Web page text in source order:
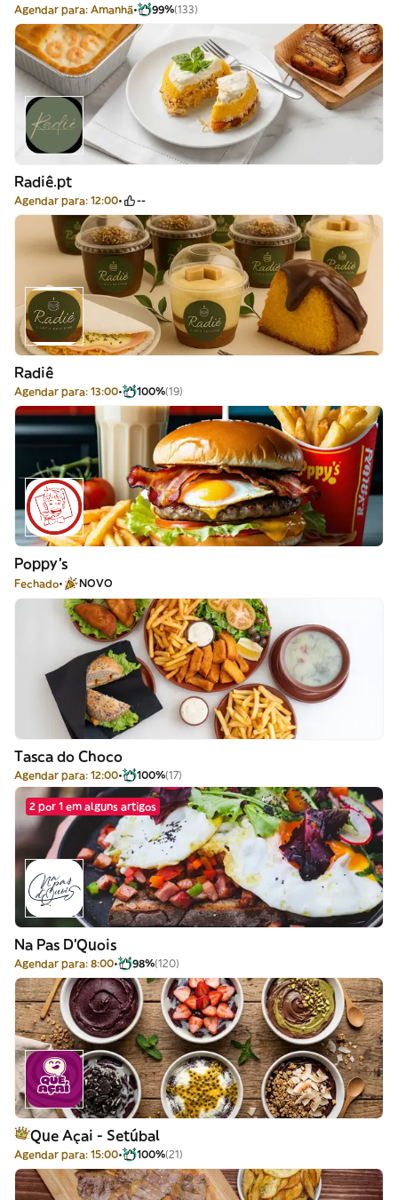
Agendar para: Amanhã 99%(133)
Radiê.pt
Agendar para: 12:00 --
Radiê
Agendar para: 13:00 100%(19)
Poppy's
Fechado NOVO
Tasca do Choco
Agendar para: 12:00 100%(17)
2 por 1 em alguns artigos
Na Pas D'Quois
Agendar para: 8:00 98%(120)
Que Açai - Setúbal
Agendar para: 15:00 100%(21)